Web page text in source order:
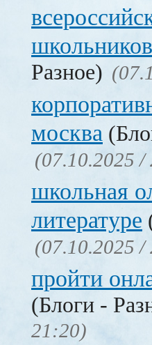
Разное)
москва
(07.10.2025 /
школьная
литературе
(07.10.2025 /
пройти
(Блоги -
21:20)